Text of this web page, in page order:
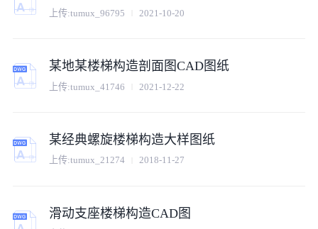
上传:tumux_96795 2021-10-20
某地某楼梯构造剖面图CAD图纸
上传:tumux_41746 2021-12-22
某经典螺旋楼梯构造大样图纸
上传:tumux_21274 2018-11-27
滑动支座楼梯构造CAD图